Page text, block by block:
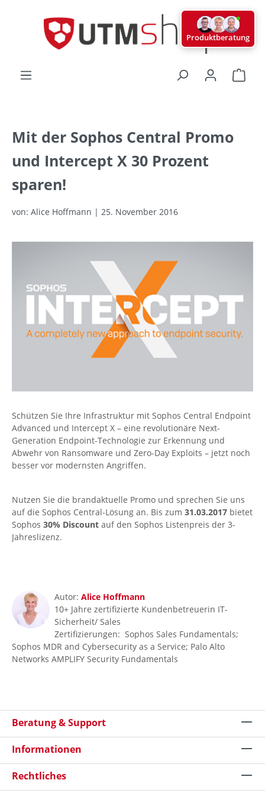
Mit der Sophos Central Promo
und Intercept X 30 Prozent
sparen!
von: Alice Hoffmann | 25. November 2016
Schützen Sie Ihre Infrastruktur mit Sophos Central Endpoint
Advanced und Intercept X – eine revolutionäre Next-
Generation Endpoint-Technologie zur Erkennung und
Abwehr von Ransomware und Zero-Day Exploits – jetzt noch
besser vor modernsten Angriffen.
Nutzen Sie die brandaktuelle Promo und sprechen Sie uns
auf die Sophos Central-Lösung an. Bis zum 31.03.2017 bietet
Sophos 30% Discount auf den Sophos Listenpreis der 3-
Jahreslizenz.
Autor: Alice Hoffmann
10+ Jahre zertifizierte Kundenbetreuerin IT-
Sicherheit/ Sales
Zertifizierungen: Sophos Sales Fundamentals;
Sophos MDR and Cybersecurity as a Service; Palo Alto
Networks AMPLIFY Security Fundamentals
Beratung & Support
Informationen
Rechtliches
Produktberatung